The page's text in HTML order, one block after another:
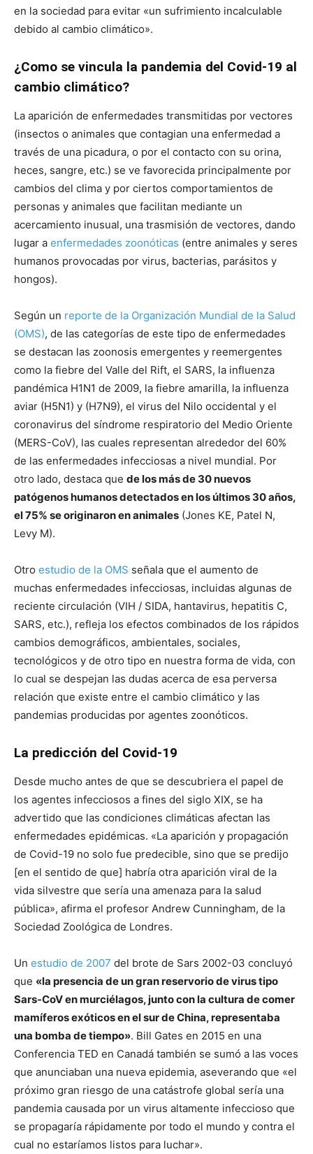
en la sociedad para evitar «un sufrimiento incalculable
debido al cambio climático».
¿Como se vincula la pandemia del Covid-19 al
cambio climático?
La aparición de enfermedades transmitidas por vectores
(insectos o animales que contagian una enfermedad a
través de una picadura, o por el contacto con su orina,
heces, sangre, etc.) se ve favorecida principalmente por
cambios del clima y por ciertos comportamientos de
personas y animales que facilitan mediante un
acercamiento inusual, una trasmisión de vectores, dando
lugar a enfermedades zoonóticas (entre animales y seres
humanos provocadas por virus, bacterias, parásitos y
hongos).
Según un reporte de la Organización Mundial de la Salud
(OMS), de las categorías de este tipo de enfermedades
se destacan las zoonosis emergentes y reemergentes
como la fiebre del Valle del Rift, el SARS, la influenza
pandémica H1N1 de 2009, la fiebre amarilla, la influenza
aviar (H5N1) y (H7N9), el virus del Nilo occidental y el
coronavirus del síndrome respiratorio del Medio Oriente
(MERS-CoV), las cuales representan alrededor del 60%
de las enfermedades infecciosas a nivel mundial. Por
otro lado, destaca que de los más de 30 nuevos
patógenos humanos detectados en los últimos 30 años,
el 75% se originaron en animales (Jones KE, Patel N,
Levy M).
Otro estudio de la OMS señala que el aumento de
muchas enfermedades infecciosas, incluidas algunas de
reciente circulación (VIH / SIDA, hantavirus, hepatitis C,
SARS, etc.), refleja los efectos combinados de los rápidos
cambios demográficos, ambientales, sociales,
tecnológicos y de otro tipo en nuestra forma de vida, con
lo cual se despejan las dudas acerca de esa perversa
relación que existe entre el cambio climático y las
pandemias producidas por agentes zoonóticos.
La predicción del Covid-19
Desde mucho antes de que se descubriera el papel de
los agentes infecciosos a fines del siglo XIX, se ha
advertido que las condiciones climáticas afectan las
enfermedades epidémicas. «La aparición y propagación
de Covid-19 no solo fue predecible, sino que se predijo
[en el sentido de que] habría otra aparición viral de la
vida silvestre que sería una amenaza para la salud
pública», afirma el profesor Andrew Cunningham, de la
Sociedad Zoológica de Londres.
Un estudio de 2007 del brote de Sars 2002-03 concluyó
que «la presencia de un gran reservorio de virus tipo
Sars-CoV en murciélagos, junto con la cultura de comer
mamíferos exóticos en el sur de China, representaba
una bomba de tiempo». Bill Gates en 2015 en una
Conferencia TED en Canadá también se sumó a las voces
que anunciaban una nueva epidemia, aseverando que «el
próximo gran riesgo de una catástrofe global sería una
pandemia causada por un virus altamente infeccioso que
se propagaría rápidamente por todo el mundo y contra el
cual no estaríamos listos para luchar».